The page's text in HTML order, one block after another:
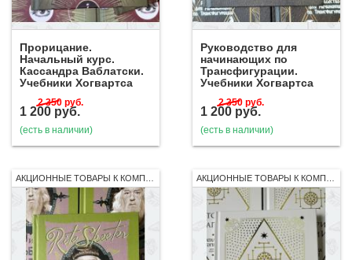
Прорицание.
Начальный курс.
Кассандра Ваблатски.
Учебники Хогвартса
2 350 руб.
1 200 руб.
(есть в наличии)
Руководство для
начинающих по
Трансфигурации.
Учебники Хогвартса
2 350 руб.
1 200 руб.
(есть в наличии)